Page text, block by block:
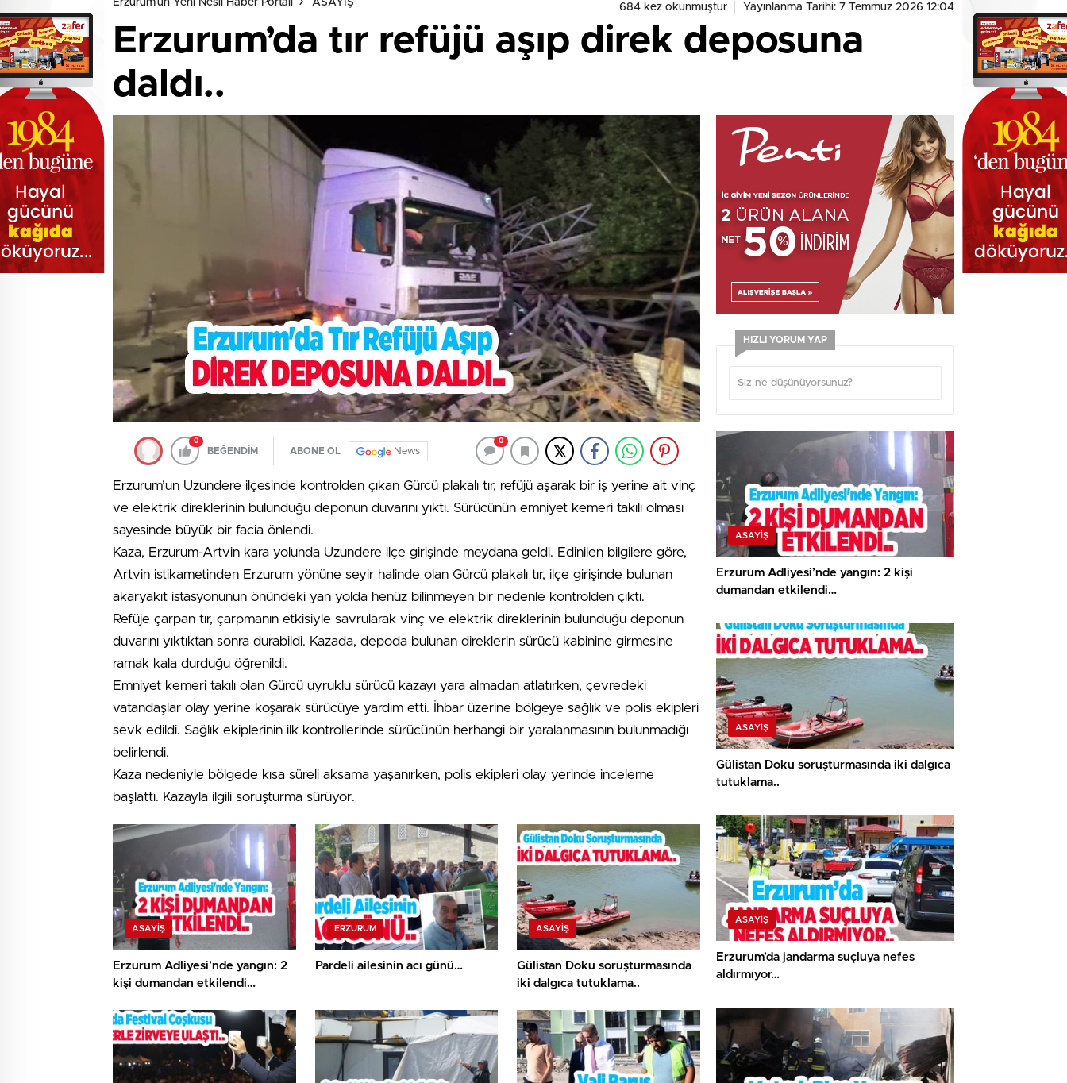
Erzurum'un Yeni Nesil Haber Portalı ASAYİŞ 684 kez okunmuştur Yayınlanma Tarihi: 7 Temmuz 2026 12:04
Erzurum’da tır refüjü aşıp direk deposuna
daldı..
0
BEĞENDİM ABONE OL News
0
Erzurum’un Uzundere ilçesinde kontrolden çıkan Gürcü plakalı tır, refüjü aşarak bir iş yerine ait vinç
ve elektrik direklerinin bulunduğu deponun duvarını yıktı. Sürücünün emniyet kemeri takılı olması
sayesinde büyük bir facia önlendi.
Kaza, Erzurum-Artvin kara yolunda Uzundere ilçe girişinde meydana geldi. Edinilen bilgilere göre,
Artvin istikametinden Erzurum yönüne seyir halinde olan Gürcü plakalı tır, ilçe girişinde bulunan
akaryakıt istasyonunun önündeki yan yolda henüz bilinmeyen bir nedenle kontrolden çıktı.
Refüje çarpan tır, çarpmanın etkisiyle savrularak vinç ve elektrik direklerinin bulunduğu deponun
duvarını yıktıktan sonra durabildi. Kazada, depoda bulunan direklerin sürücü kabinine girmesine
ramak kala durduğu öğrenildi.
Emniyet kemeri takılı olan Gürcü uyruklu sürücü kazayı yara almadan atlatırken, çevredeki
vatandaşlar olay yerine koşarak sürücüye yardım etti. İhbar üzerine bölgeye sağlık ve polis ekipleri
sevk edildi. Sağlık ekiplerinin ilk kontrollerinde sürücünün herhangi bir yaralanmasının bulunmadığı
belirlendi.
Kaza nedeniyle bölgede kısa süreli aksama yaşanırken, polis ekipleri olay yerinde inceleme
başlattı. Kazayla ilgili soruşturma sürüyor.
ASAYİŞ
Erzurum Adliyesi’nde yangın: 2
kişi dumandan etkilendi…
ERZURUM
Pardeli ailesinin acı günü…
ASAYİŞ
Gülistan Doku soruşturmasında
iki dalgıca tutuklama..
HIZLI YORUM YAP
ASAYİŞ
Erzurum Adliyesi’nde yangın: 2 kişi
dumandan etkilendi…
ASAYİŞ
Gülistan Doku soruşturmasında iki dalgıca
tutuklama..
ASAYİŞ
Erzurum’da jandarma suçluya nefes
aldırmıyor…